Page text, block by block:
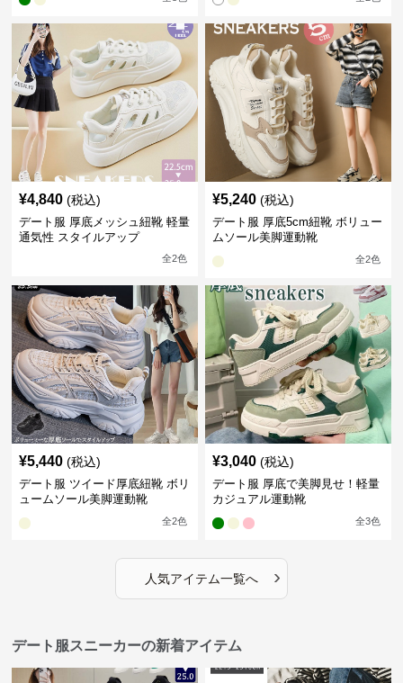
¥4,840 (税込)
デート服 厚底メッシュ紐靴 軽量
通気性 スタイルアップ
全2色
¥5,240 (税込)
デート服 厚底5cm紐靴 ボリュー
ムソール美脚運動靴
全2色
¥5,440 (税込)
デート服 ツイード厚底紐靴 ボリ
ュームソール美脚運動靴
全2色
¥3,040 (税込)
デート服 厚底で美脚見せ！軽量
カジュアル運動靴
全3色
人気アイテム一覧へ ›
デート服スニーカーの新着アイテム